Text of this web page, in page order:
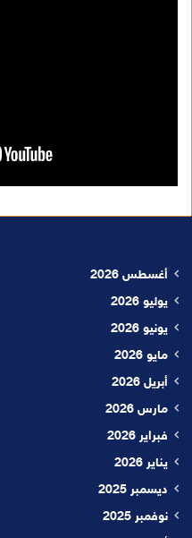
أغسطس 2026
يوليو 2026
يونيو 2026
مايو 2026
أبريل 2026
مارس 2026
فبراير 2026
يناير 2026
ديسمبر 2025
نوفمبر 2025